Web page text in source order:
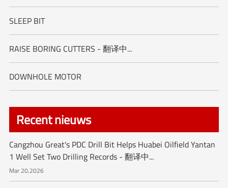
SLEEP BIT
RAISE BORING CUTTERS - 翻译中...
DOWNHOLE MOTOR
Recent nieuws
Cangzhou Great's PDC Drill Bit Helps Huabei Oilfield Yantan
1 Well Set Two Drilling Records - 翻译中...
Mar 20,2026